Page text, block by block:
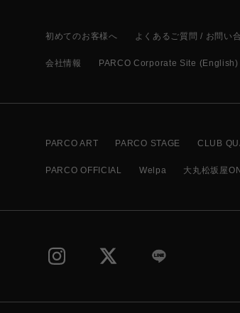
初めてのお客様へ よくあるご質問 / お問い
会社情報 PARCO Corporate Site (English)
PARCO ART PARCO STAGE CLUB
PARCO OFFICIAL Welpa 大丸松坂屋